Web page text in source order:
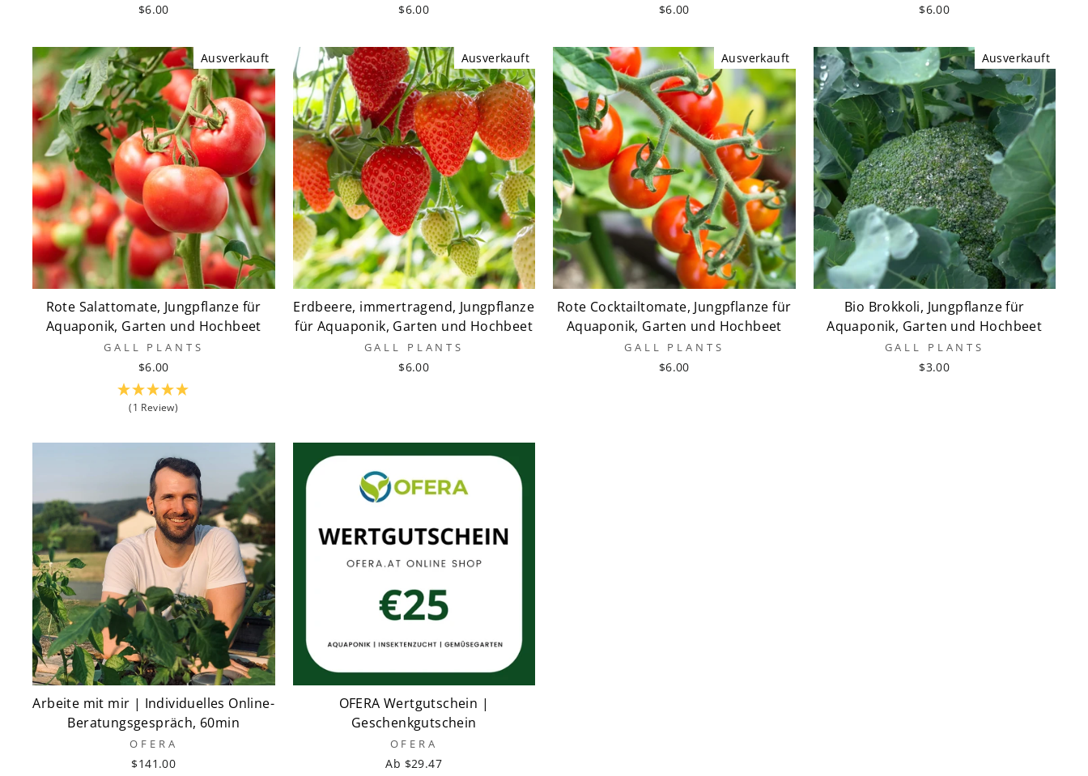
$6.00 $6.00 $6.00 $6.00
Ausverkauft
Rote Salattomate, Jungpflanze für
Aquaponik, Garten und Hochbeet
GALL PLANTS
$6.00
(1 Review)
Ausverkauft
Erdbeere, immertragend, Jungpflanze
für Aquaponik, Garten und Hochbeet
GALL PLANTS
$6.00
Ausverkauft
Rote Cocktailtomate, Jungpflanze für
Aquaponik, Garten und Hochbeet
GALL PLANTS
$6.00
Ausverkauft
Bio Brokkoli, Jungpflanze für
Aquaponik, Garten und Hochbeet
GALL PLANTS
$3.00
Arbeite mit mir | Individuelles Online-
Beratungsgespräch, 60min
OFERA
$141.00
OFERA Wertgutschein |
Geschenkgutschein
OFERA
Ab $29.47